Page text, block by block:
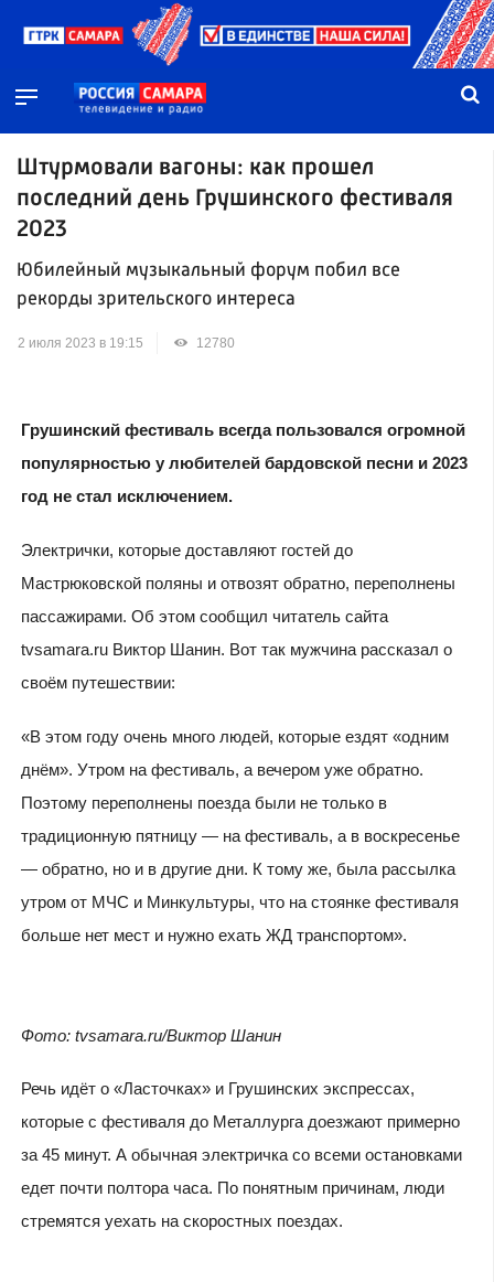
Штурмовали вагоны: как прошел
последний день Грушинского фестиваля
2023
Юбилейный музыкальный форум побил все
рекорды зрительского интереса
2 июля 2023 в 19:15 12780
Грушинский фестиваль всегда пользовался огромной
популярностью у любителей бардовской песни и 2023
год не стал исключением.
Электрички, которые доставляют гостей до
Мастрюковской поляны и отвозят обратно, переполнены
пассажирами. Об этом сообщил читатель сайта
tvsamara.ru Виктор Шанин. Вот так мужчина рассказал о
своём путешествии:
«В этом году очень много людей, которые ездят «одним
днём». Утром на фестиваль, а вечером уже обратно.
Поэтому переполнены поезда были не только в
традиционную пятницу — на фестиваль, а в воскресенье
— обратно, но и в другие дни. К тому же, была рассылка
утром от МЧС и Минкультуры, что на стоянке фестиваля
больше нет мест и нужно ехать ЖД транспортом».
Фото: tvsamara.ru/Виктор Шанин
Речь идёт о «Ласточках» и Грушинских экспрессах,
которые с фестиваля до Металлурга доезжают примерно
за 45 минут. А обычная электричка со всеми остановками
едет почти полтора часа. По понятным причинам, люди
стремятся уехать на скоростных поездах.